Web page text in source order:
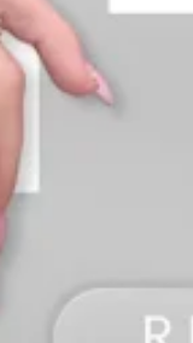
info@diamondline.lt
Prisijungti
Rewards“